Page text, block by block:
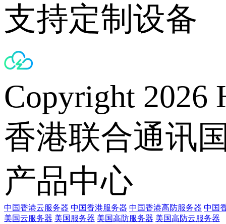
支持定制设备
Copyright 2026
香港联合通讯
产品中心
中国香港云服务器 中国香港服务器 中国香港高防服务器 中国
美国云服务器 美国服务器 美国高防服务器 美国高防云服务器